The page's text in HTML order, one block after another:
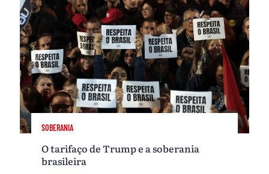
SOBERANIA
O tarifaço de Trump e a soberania
brasileira